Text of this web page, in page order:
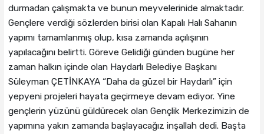
durmadan çalışmakta ve bunun meyvelerinide almaktadır.
Gençlere verdiği sözlerden birisi olan Kapalı Halı Sahanın
yapımı tamamlanmış olup, kısa zamanda açılışının
yapılacağını belirtti. Göreve Gelidiği günden bugüne her
zaman halkın içinde olan Haydarlı Belediye Başkanı
Süleyman ÇETİNKAYA “Daha da güzel bir Haydarlı” için
yepyeni projeleri hayata geçirmeye devam ediyor. Yine
gençlerin yüzünü güldürecek olan Gençlik Merkezimizin de
yapımına yakın zamanda başlayacağız inşallah dedi. Başta